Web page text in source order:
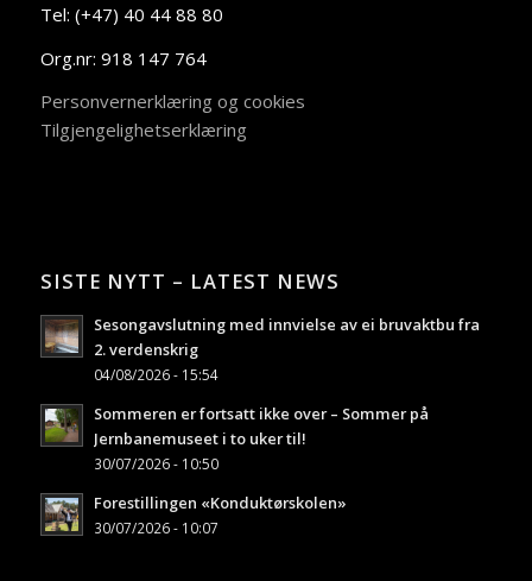
Tel: (+47) 40 44 88 80
Org.nr: 918 147 764
Personvernerklæring og cookies
Tilgjengelighetserklæring
SISTE NYTT – LATEST NEWS
Sesongavslutning med innvielse av ei bruvaktbu fra
2. verdenskrig
04/08/2026 - 15:54
Sommeren er fortsatt ikke over – Sommer på
Jernbanemuseet i to uker til!
30/07/2026 - 10:50
Forestillingen «Konduktørskolen»
30/07/2026 - 10:07